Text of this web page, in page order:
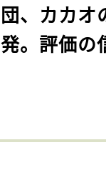
、カカオ
。評価の